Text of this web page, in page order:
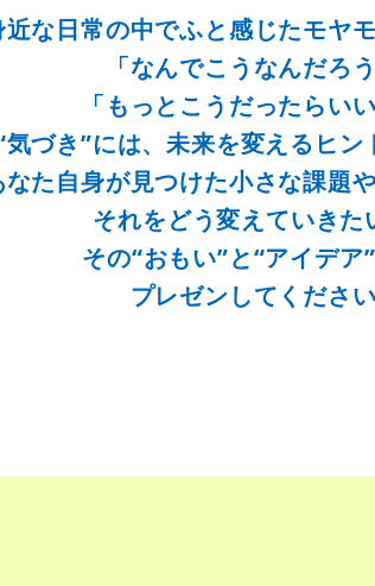
近な日常の中でふと感じたモヤ
「なんでこうなんだろう
「もっとこうだったらい
づき”には、未来を変えるヒン
なた自身が見つけた小さな課題
それをどう変えていきた
その“おもい”と“アイデア
プレゼンしてください